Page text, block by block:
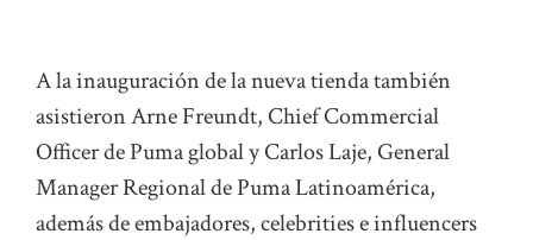
A la inauguración de la nueva tienda también
asistieron Arne Freundt, Chief Commercial
Officer de Puma global y Carlos Laje, General
Manager Regional de Puma Latinoamérica,
además de embajadores, celebrities e influencers